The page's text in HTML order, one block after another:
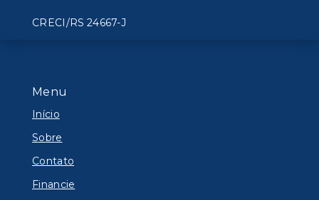
Menu
Início
Sobre
Contato
Financie
CRECI/RS 24667-J